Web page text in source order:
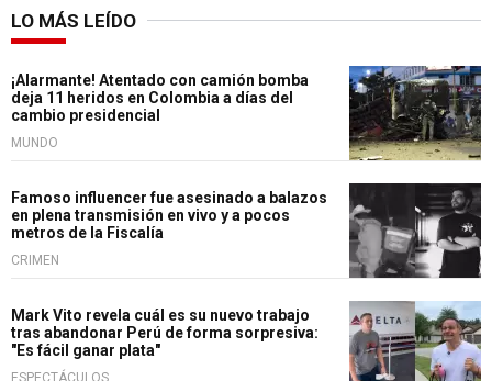
LO MÁS LEÍDO
¡Alarmante! Atentado con camión bomba
deja 11 heridos en Colombia a días del
cambio presidencial
MUNDO
Famoso influencer fue asesinado a balazos
en plena transmisión en vivo y a pocos
metros de la Fiscalía
CRIMEN
Mark Vito revela cuál es su nuevo trabajo
tras abandonar Perú de forma sorpresiva:
"Es fácil ganar plata"
ESPECTÁCULOS